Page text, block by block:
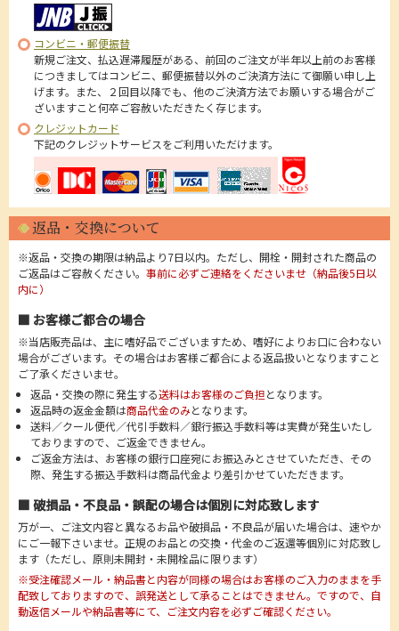
コンビニ・郵便振替
新規ご注文、払込遅滞履歴がある、前回のご注文が半年以上前のお客様
につきましてはコンビニ、郵便振替以外のご決済方法にて御願い申し上
げます。また、２回目以降でも、他のご決済方法でお願いする場合がご
ざいますこと何卒ご容赦いただきたく存じます。
クレジットカード
下記のクレジットサービスをご利用いただけます。
返品・交換について
※返品・交換の期限は納品より7日以内。ただし、開栓・開封された商品の
ご返品はご容赦ください。 事前に必ずご連絡をくださいませ（納品後5日以
内に）
■ お客様ご都合の場合
※当店販売品は、主に嗜好品でございますため、嗜好によりお口に合わない
場合がございます。その場合はお客様ご都合による返品扱いとなりますこと
ご了承くださいませ。
返品・交換の際に発生する送料はお客様のご負担となります。
返品時の返金金額は商品代金のみとなります。
送料／クール便代／代引手数料／銀行振込手数料等は実費が発生いたし
ておりますので、ご返金できません。
ご返金方法は、お客様の銀行口座宛にお振込みとさせていただき、その
際、発生する振込手数料は商品代金より差引かせていただきます。
■ 破損品・不良品・誤配の場合は個別に対応致します
万が一、ご注文内容と異なるお品や破損品・不良品が届いた場合は、速やか
にご一報下さいませ。正規のお品との交換・代金のご返還等個別に対応致し
ます（ただし、原則未開封・未開栓品に限ります）
※受注確認メール・納品書と内容が同様の場合はお客様のご入力のままを手
配致しておりますので、誤発送として承ることはできません。ですので、自
動返信メールや納品書等にて、ご注文内容を必ずご確認ください。